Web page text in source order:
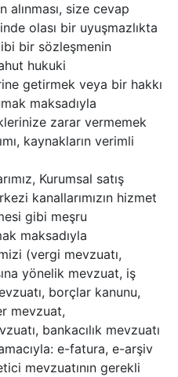
size cevap
olası bir uyuşmazlıkta
bir sözleşmenin
hukuki
getirmek veya bir hakkı
maksadıyla
zarar vermemek
kaynakların verimli
Kurumsal satış
kanallarımızın hizmet
gibi meşru
maksadıyla
(vergi mevzuatı,
yönelik mevzuat, iş
borçlar kanunu,
mevzuat,
bankacılık mevzuatı
e-fatura, e-arşiv
mevzuatının gerekli